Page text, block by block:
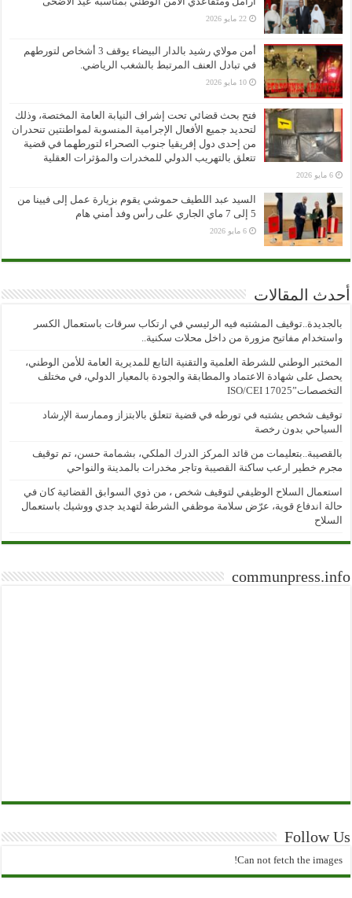
22 مايو 2026
أمن مولاي رشيد بالدار البيضاء يوقف 3 أشخاص لتورطهم
في تبادل العنف المرتبط بالشغب الرياضي.
10 مايو 2026
فتح بحث قضائي تحت إشراف النيابة العامة المختصة، وذلك
لتحديد جميع الأفعال الإجرامية المنسوبة لمواطنتين تنحدران
من إحدى دول إفريقيا جنوب الصحراء لتورطهما في قضية
تتعلق بالتهريب الدولي للمخدرات والمؤثرات العقلية
6 مايو 2026
السيد عبد اللطيف حموشي يقوم بزيارة عمل إلى فيينا من
5 إلى 7 ماي الجاري على رأس وفد أمني هام
6 مايو 2026
أحدث المقالات
بالجديدة..توقيف المشتبه فيه الرئيسي في ارتكاب سرقات باستعمال الكسر
واستخدام مفاتيح مزورة من داخل محلات سكنية..
المختبر الوطني للشرطة العلمية والتقنية التابع للمديرية العامة للأمن الوطني،
يحصل على شهادة الاعتماد والمطابقة والجودة بالمعيار الدولي، في مختلف
التخصصات”ISO/CEI 17025
توقيف شخص يشتبه في تورطه في قضية تتعلق بالابتزاز وممارسة الإرشاد
السياحي بدون رخصة
بالقصيبة..بتعليمات من قائد المركز الدرك الملكي، بشمامة حسن، تم توقيف
مجرم خطير ارعب ساكنة القصيبة وتاجر مخدرات بالمدينة والنواحي
استعمال السلاح الوظيفي لتوقيف شخص ، من ذوي السوابق القضائية كان في
حالة اندفاع قوية، عرّض سلامة موظفي الشرطة لتهديد جدي ووشيك باستعمال
السلاح
communpress.info
Follow Us
Can not fetch the images!